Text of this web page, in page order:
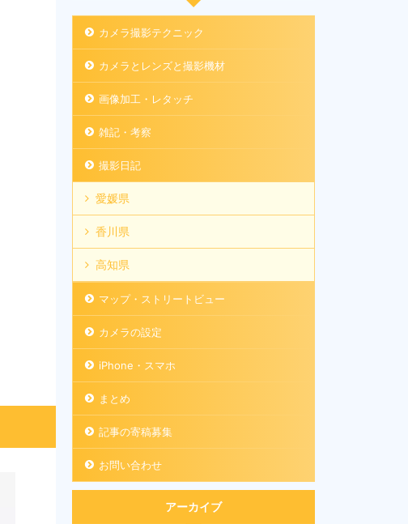
カメラ撮影テクニック
カメラとレンズと撮影機材
画像加工・レタッチ
雑記・考察
撮影日記
愛媛県
香川県
高知県
マップ・ストリートビュー
カメラの設定
iPhone・スマホ
まとめ
記事の寄稿募集
お問い合わせ
アーカイブ